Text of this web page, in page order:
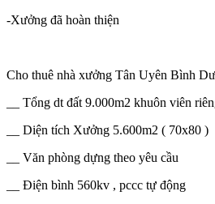
-Xưởng đã hoàn thiện
Cho thuê nhà xưởng Tân Uyên Bình
__ Tổng dt đất 9.000m2 khuôn viên
__ Diện tích Xưởng 5.600m2 ( 70x80 )
__ Văn phòng dựng theo yêu cầu
__ Điện bình 560kv , pccc tự động